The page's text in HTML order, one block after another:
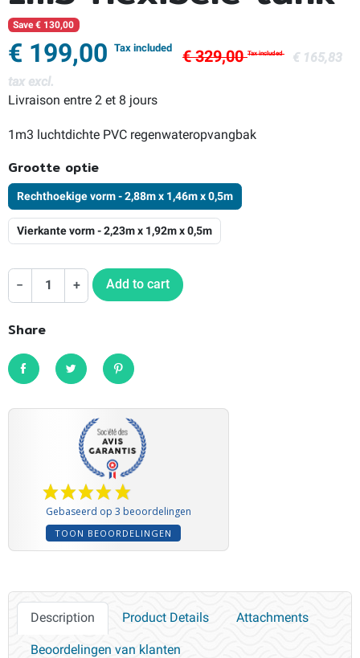
Save € 130,00
€ 199,00 Tax included € 329,00Tax included
€ 165,83
tax excl.
Livraison entre 2 et 8 jours
1m3 luchtdichte PVC regenwateropvangbak
Grootte optie
Rechthoekige vorm - 2,88m x 1,46m x 0,5m
Vierkante vorm - 2,23m x 1,92m x 0,5m
− + Add to cart
Share
Share Tweet Pinterest
Gebaseerd op 3 beoordelingen
TOON BEOORDELINGEN
Description Product Details Attachments
Beoordelingen van klanten